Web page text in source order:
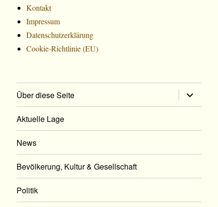
Kontakt
Impressum
Datenschutzerklärung
Cookie-Richtlinie (EU)
Über diese Seite
öffnen
Aktuelle Lage
News
Bevölkerung, Kultur & Gesellschaft
Politik